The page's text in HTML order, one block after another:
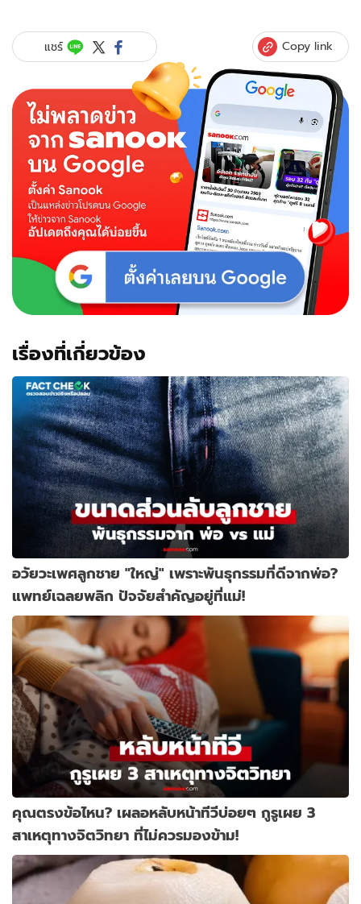
แชร์ Copy link
เรื่องที่เกี่ยวข้อง
อวัยวะเพศลูกชาย "ใหญ่" เพราะพันธุกรรมที่ดีจากพ่อ?
แพทย์เฉลยพลิก ปัจจัยสำคัญอยู่ที่แม่!
คุณตรงข้อไหน? เผลอหลับหน้าทีวีบ่อยๆ กูรูเผย 3
สาเหตุทางจิตวิทยา ที่ไม่ควรมองข้าม!